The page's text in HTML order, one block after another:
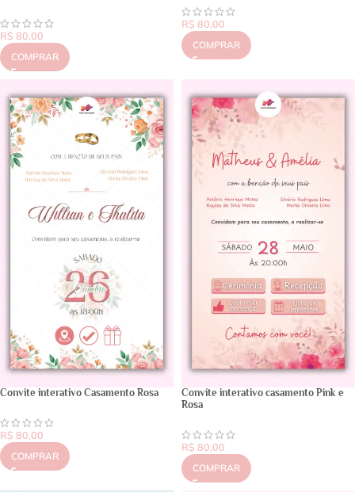
R$ 80,00
COMPRAR
R$ 80,00
COMPRAR
Convite interativo Casamento Rosa
R$ 80,00
COMPRAR
Convite interativo casamento Pink e
Rosa
R$ 80,00
COMPRAR